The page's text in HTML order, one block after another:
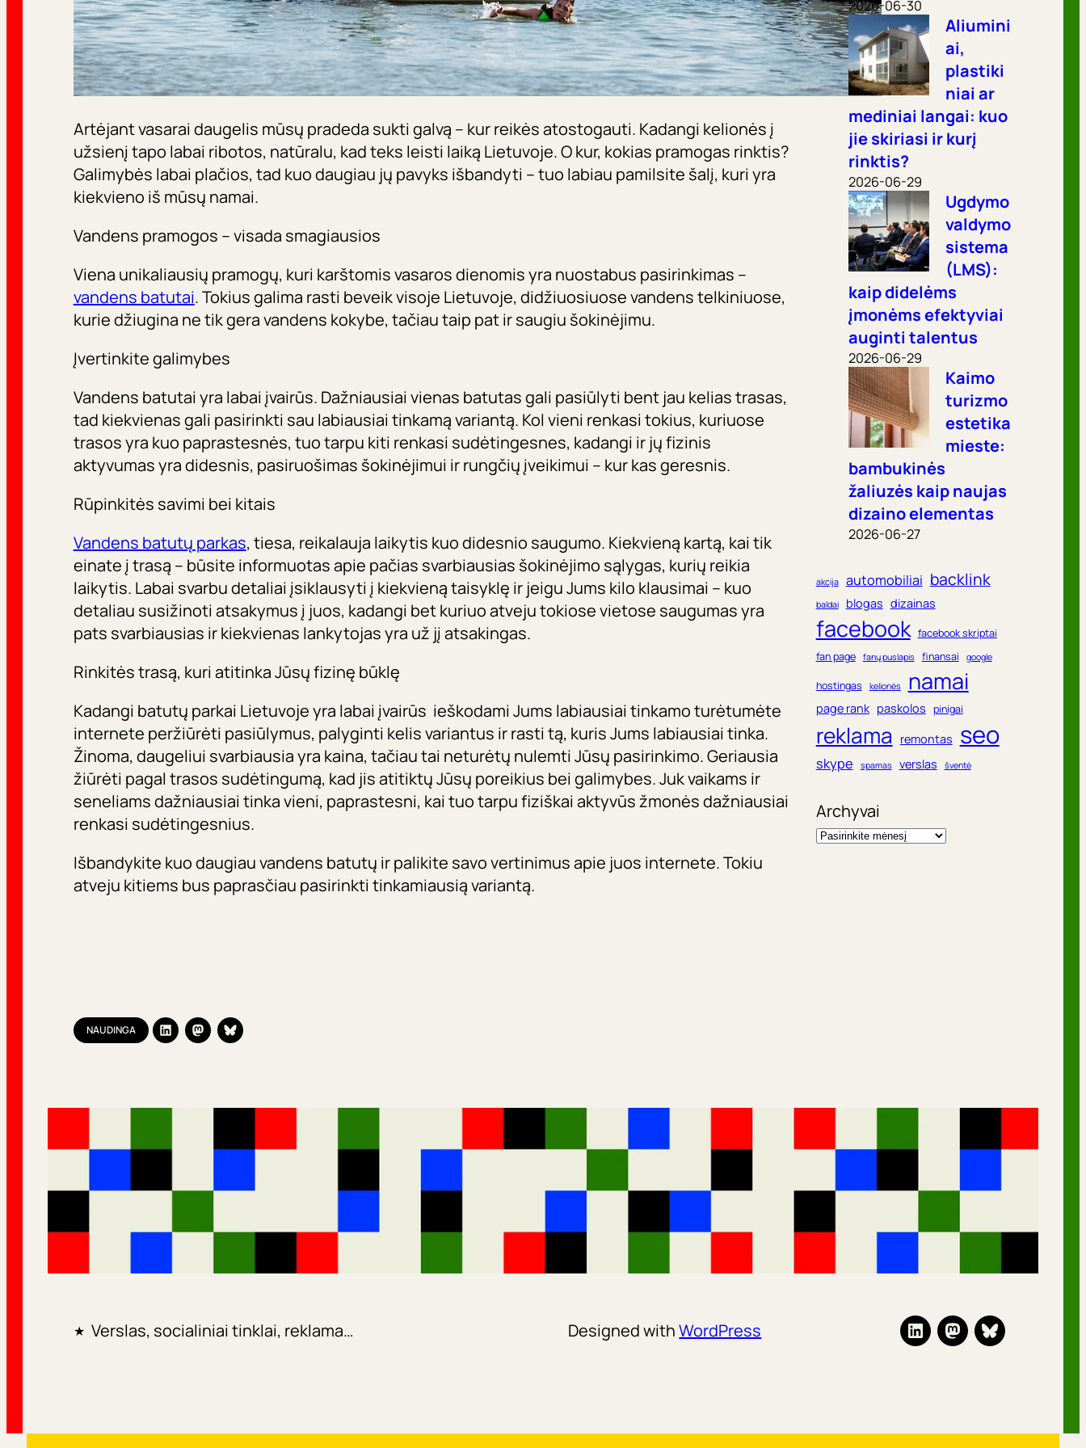
Artėjant vasarai daugelis mūsų pradeda sukti galvą – kur reikės atostogauti. Kadangi kelionės į
užsienį tapo labai ribotos, natūralu, kad teks leisti laiką Lietuvoje. O kur, kokias pramogas rinktis?
Galimybės labai plačios, tad kuo daugiau jų pavyks išbandyti – tuo labiau pamilsite šalį, kuri yra
kiekvieno iš mūsų namai.
Vandens pramogos – visada smagiausios
Viena unikaliausių pramogų, kuri karštomis vasaros dienomis yra nuostabus pasirinkimas –
vandens batutai. Tokius galima rasti beveik visoje Lietuvoje, didžiuosiuose vandens telkiniuose,
kurie džiugina ne tik gera vandens kokybe, tačiau taip pat ir saugiu šokinėjimu.
Įvertinkite galimybes
Vandens batutai yra labai įvairūs. Dažniausiai vienas batutas gali pasiūlyti bent jau kelias trasas,
tad kiekvienas gali pasirinkti sau labiausiai tinkamą variantą. Kol vieni renkasi tokius, kuriuose
trasos yra kuo paprastesnės, tuo tarpu kiti renkasi sudėtingesnes, kadangi ir jų fizinis
aktyvumas yra didesnis, pasiruošimas šokinėjimui ir rungčių įveikimui – kur kas geresnis.
Rūpinkitės savimi bei kitais
Vandens batutų parkas, tiesa, reikalauja laikytis kuo didesnio saugumo. Kiekvieną kartą, kai tik
einate į trasą – būsite informuotas apie pačias svarbiausias šokinėjimo sąlygas, kurių reikia
laikytis. Labai svarbu detaliai įsiklausyti į kiekvieną taisyklę ir jeigu Jums kilo klausimai – kuo
detaliau susižinoti atsakymus į juos, kadangi bet kuriuo atveju tokiose vietose saugumas yra
pats svarbiausias ir kiekvienas lankytojas yra už jį atsakingas.
Rinkitės trasą, kuri atitinka Jūsų fizinę būklę
Kadangi batutų parkai Lietuvoje yra labai įvairūs ieškodami Jums labiausiai tinkamo turėtumėte
internete peržiūrėti pasiūlymus, palyginti kelis variantus ir rasti tą, kuris Jums labiausiai tinka.
Žinoma, daugeliui svarbiausia yra kaina, tačiau tai neturėtų nulemti Jūsų pasirinkimo. Geriausia
žiūrėti pagal trasos sudėtingumą, kad jis atitiktų Jūsų poreikius bei galimybes. Juk vaikams ir
seneliams dažniausiai tinka vieni, paprastesni, kai tuo tarpu fiziškai aktyvūs žmonės dažniausiai
renkasi sudėtingesnius.
Išbandykite kuo daugiau vandens batutų ir palikite savo vertinimus apie juos internete. Tokiu
atveju kitiems bus paprasčiau pasirinkti tinkamiausią variantą.
NAUDINGA
2026-06-30
Aliumini
ai,
plastiki
niai ar
mediniai langai: kuo
jie skiriasi ir kurį
rinktis?
2026-06-29
Ugdymo
valdymo
sistema
(LMS):
kaip didelėms
įmonėms efektyviai
auginti talentus
2026-06-29
Kaimo
turizmo
estetika
mieste:
bambukinės
žaliuzės kaip naujas
dizaino elementas
2026-06-27
akcija automobiliai backlink
baldai blogas dizainas
facebook facebook skriptai
fan page
fanų puslapis finansai google
hostingas kelionės namai
page rank paskolos pinigai
reklama remontas seo
skype spamas verslas šventė
Archyvai
★ Verslas, socialiniai tinklai, reklama… Designed withWordPress